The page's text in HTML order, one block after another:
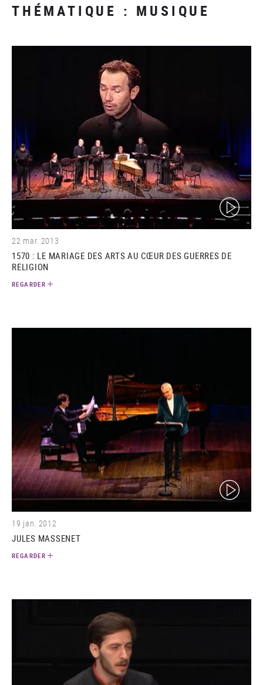
THÉMATIQUE : MUSIQUE
(video)
22 mar. 2013
1570 : LE MARIAGE DES ARTS AU CŒUR DES GUERRES DE
RELIGION
REGARDER
(video)
19 jan. 2012
JULES MASSENET
REGARDER